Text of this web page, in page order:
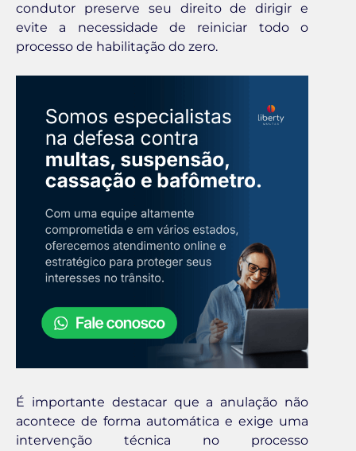
condutor preserve seu direito de dirigir e
evite a necessidade de reiniciar todo o
processo de habilitação do zero.
É importante destacar que a anulação não
acontece de forma automática e exige uma
intervenção técnica no processo